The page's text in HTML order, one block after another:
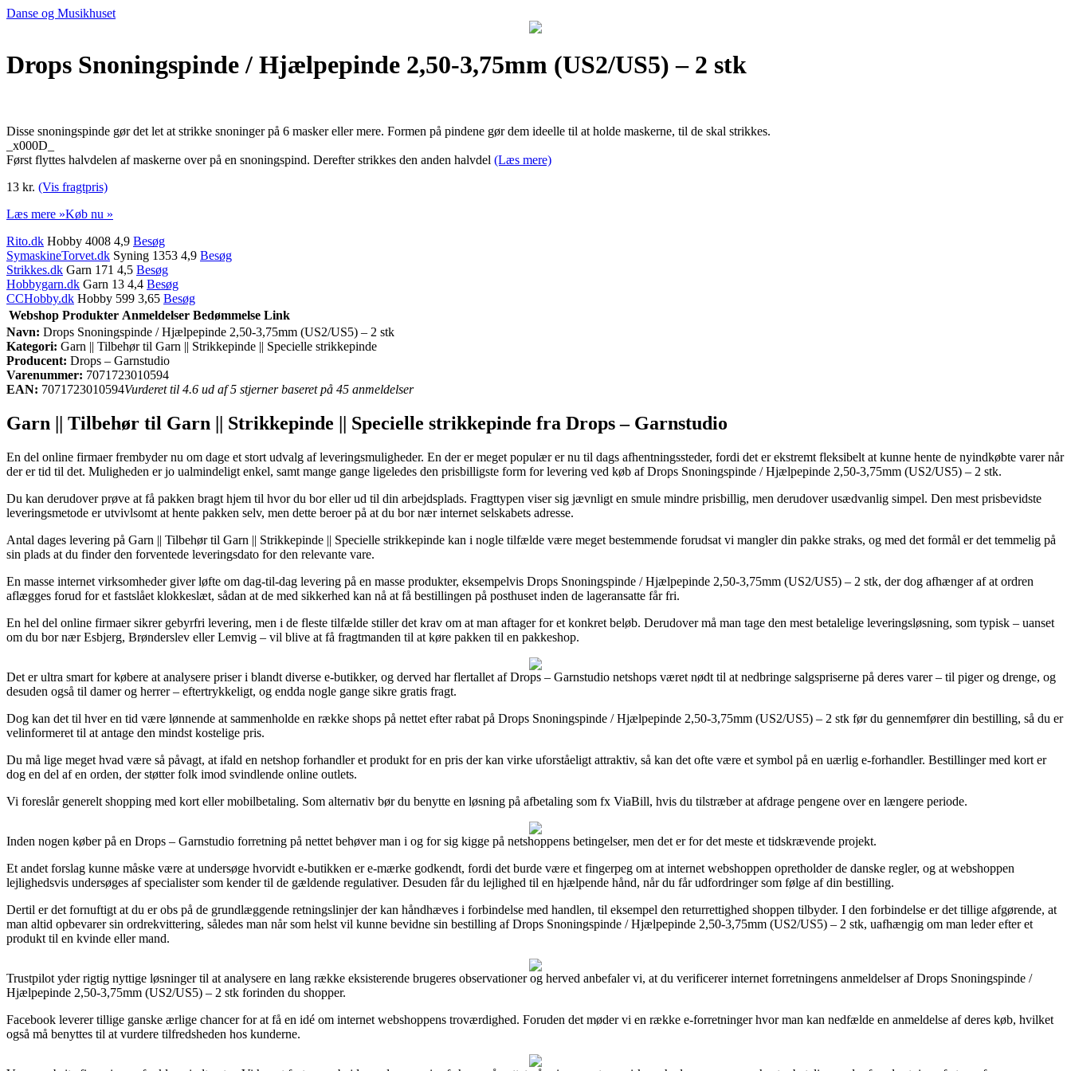
Danse og Musikhuset
Drops Snoningspinde / Hjælpepinde 2,50-3,75mm (US2/US5) – 2 stk
Disse snoningspinde gør det let at strikke snoninger på 6 masker eller mere. Formen på pindene gør dem ideelle til at holde maskerne, til de skal strikkes.
_x000D_
Først flyttes halvdelen af maskerne over på en snoningspind. Derefter strikkes den anden halvdel (Læs mere)
13 kr. (Vis fragtpris)
Læs mere »Køb nu »
Rito.dk Hobby 4008 4,9 Besøg
SymaskineTorvet.dk Syning 1353 4,9 Besøg
Strikkes.dk Garn 171 4,5 Besøg
Hobbygarn.dk Garn 13 4,4 Besøg
CCHobby.dk Hobby 599 3,65 Besøg
Webshop Produkter Anmeldelser Bedømmelse Link
Navn: Drops Snoningspinde / Hjælpepinde 2,50-3,75mm (US2/US5) – 2 stk
Kategori: Garn || Tilbehør til Garn || Strikkepinde || Specielle strikkepinde
Producent: Drops – Garnstudio
Varenummer: 7071723010594
EAN: 7071723010594Vurderet til 4.6 ud af 5 stjerner baseret på 45 anmeldelser
Garn || Tilbehør til Garn || Strikkepinde || Specielle strikkepinde fra Drops – Garnstudio
En del online firmaer frembyder nu om dage et stort udvalg af leveringsmuligheder. En der er meget populær er nu til dags afhentningssteder, fordi det er ekstremt fleksibelt at kunne hente de nyindkøbte varer når
der er tid til det. Muligheden er jo ualmindeligt enkel, samt mange gange ligeledes den prisbilligste form for levering ved køb af Drops Snoningspinde / Hjælpepinde 2,50-3,75mm (US2/US5) – 2 stk.
Du kan derudover prøve at få pakken bragt hjem til hvor du bor eller ud til din arbejdsplads. Fragttypen viser sig jævnligt en smule mindre prisbillig, men derudover usædvanlig simpel. Den mest prisbevidste
leveringsmetode er utvivlsomt at hente pakken selv, men dette beroer på at du bor nær internet selskabets adresse.
Antal dages levering på Garn || Tilbehør til Garn || Strikkepinde || Specielle strikkepinde kan i nogle tilfælde være meget bestemmende forudsat vi mangler din pakke straks, og med det formål er det temmelig på
sin plads at du finder den forventede leveringsdato for den relevante vare.
En masse internet virksomheder giver løfte om dag-til-dag levering på en masse produkter, eksempelvis Drops Snoningspinde / Hjælpepinde 2,50-3,75mm (US2/US5) – 2 stk, der dog afhænger af at ordren
aflægges forud for et fastslået klokkeslæt, sådan at de med sikkerhed kan nå at få bestillingen på posthuset inden de lageransatte får fri.
En hel del online firmaer sikrer gebyrfri levering, men i de fleste tilfælde stiller det krav om at man aftager for et konkret beløb. Derudover må man tage den mest betalelige leveringsløsning, som typisk – uanset
om du bor nær Esbjerg, Brønderslev eller Lemvig – vil blive at få fragtmanden til at køre pakken til en pakkeshop.
Det er ultra smart for købere at analysere priser i blandt diverse e-butikker, og derved har flertallet af Drops – Garnstudio netshops været nødt til at nedbringe salgspriserne på deres varer – til piger og drenge, og
desuden også til damer og herrer – eftertrykkeligt, og endda nogle gange sikre gratis fragt.
Dog kan det til hver en tid være lønnende at sammenholde en række shops på nettet efter rabat på Drops Snoningspinde / Hjælpepinde 2,50-3,75mm (US2/US5) – 2 stk før du gennemfører din bestilling, så du er
velinformeret til at antage den mindst kostelige pris.
Du må lige meget hvad være så påvagt, at ifald en netshop forhandler et produkt for en pris der kan virke uforståeligt attraktiv, så kan det ofte være et symbol på en uærlig e-forhandler. Bestillinger med kort er
dog en del af en orden, der støtter folk imod svindlende online outlets.
Vi foreslår generelt shopping med kort eller mobilbetaling. Som alternativ bør du benytte en løsning på afbetaling som fx ViaBill, hvis du tilstræber at afdrage pengene over en længere periode.
Inden nogen køber på en Drops – Garnstudio forretning på nettet behøver man i og for sig kigge på netshoppens betingelser, men det er for det meste et tidskrævende projekt.
Et andet forslag kunne måske være at undersøge hvorvidt e-butikken er e-mærke godkendt, fordi det burde være et fingerpeg om at internet webshoppen opretholder de danske regler, og at webshoppen
lejlighedsvis undersøges af specialister som kender til de gældende regulativer. Desuden får du lejlighed til en hjælpende hånd, når du får udfordringer som følge af din bestilling.
Dertil er det fornuftigt at du er obs på de grundlæggende retningslinjer der kan håndhæves i forbindelse med handlen, til eksempel den returrettighed shoppen tilbyder. I den forbindelse er det tillige afgørende, at
man altid opbevarer sin ordrekvittering, således man når som helst vil kunne bevidne sin bestilling af Drops Snoningspinde / Hjælpepinde 2,50-3,75mm (US2/US5) – 2 stk, uafhængig om man leder efter et
produkt til en kvinde eller mand.
Trustpilot yder rigtig nyttige løsninger til at analysere en lang række eksisterende brugeres observationer og herved anbefaler vi, at du verificerer internet forretningens anmeldelser af Drops Snoningspinde /
Hjælpepinde 2,50-3,75mm (US2/US5) – 2 stk forinden du shopper.
Facebook leverer tillige ganske ærlige chancer for at få en idé om internet webshoppens troværdighed. Foruden det møder vi en række e-forretninger hvor man kan nedfælde en anmeldelse af deres køb, hvilket
også må benyttes til at vurdere tilfredsheden hos kunderne.